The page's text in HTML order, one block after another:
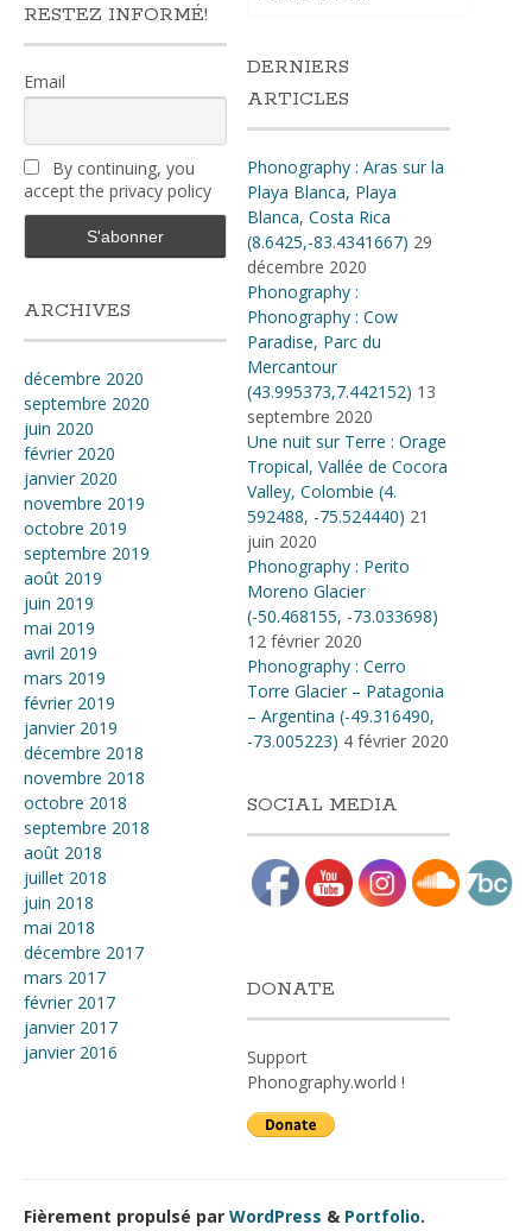
RESTEZ INFORMÉ!
Email
By continuing, you
accept the privacy policy
ARCHIVES
décembre 2020
septembre 2020
juin 2020
février 2020
janvier 2020
novembre 2019
octobre 2019
septembre 2019
août 2019
juin 2019
mai 2019
avril 2019
mars 2019
février 2019
janvier 2019
décembre 2018
novembre 2018
octobre 2018
septembre 2018
août 2018
juillet 2018
juin 2018
mai 2018
décembre 2017
mars 2017
février 2017
janvier 2017
janvier 2016
DERNIERS
ARTICLES
Phonography : Aras sur la
Playa Blanca, Playa
Blanca, Costa Rica
(8.6425,-83.4341667) 29
décembre 2020
Phonography :
Phonography : Cow
Paradise, Parc du
Mercantour
(43.995373,7.442152) 13
septembre 2020
Une nuit sur Terre : Orage
Tropical, Vallée de Cocora
Valley, Colombie (4​.​
592488, -75​.​524440) 21
juin 2020
Phonography : Perito
Moreno Glacier
(-50.468155, -73.033698)
12 février 2020
Phonography : Cerro
Torre Glacier – Patagonia
– Argentina (-49.316490,
-73.005223) 4 février 2020
SOCIAL MEDIA
DONATE
Support
Phonography.world !
Fièrement propulsé par WordPress & Portfolio.